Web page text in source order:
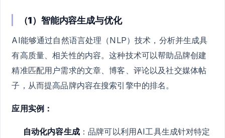
（1）智能内容生成与优化
AI能够通过自然语言处理（NLP）技术，分析并生成具
有高质量、相关性的内容。这种技术可以帮助品牌创建
精准匹配用户需求的文章、博客、评论以及社交媒体帖
子，从而提高品牌内容在搜索引擎中的排名。
应用实例：
自动化内容生成：品牌可以利用AI工具生成针对特定